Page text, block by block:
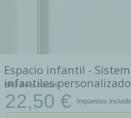
Espacio infantil -
infantiles
SKU Porta Star039
22,50 € Impuestos